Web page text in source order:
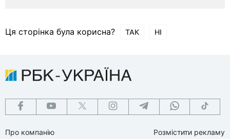
Ця сторінка була корисна? ТАК НІ
Про компанію
Розмістити рекламу